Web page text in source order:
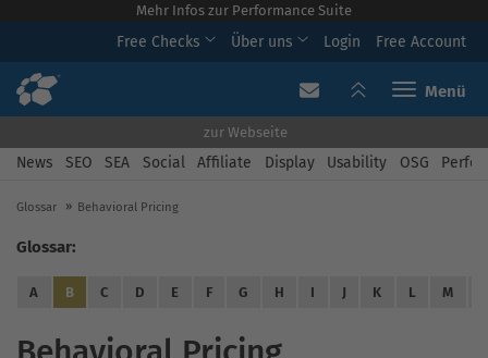
Mehr Infos zur Performance Suite
Free Checks Über uns Login Free Account
Toggle
zur Webseite
News SEO SEA Social Affiliate Display Usability OSG
Glossar Behavioral Pricing
Glossar:
A B C D E F G H I J K L M